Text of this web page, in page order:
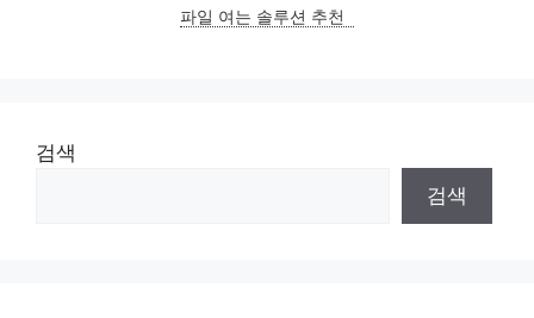
파일 여는 솔루션 추천
검색
검색